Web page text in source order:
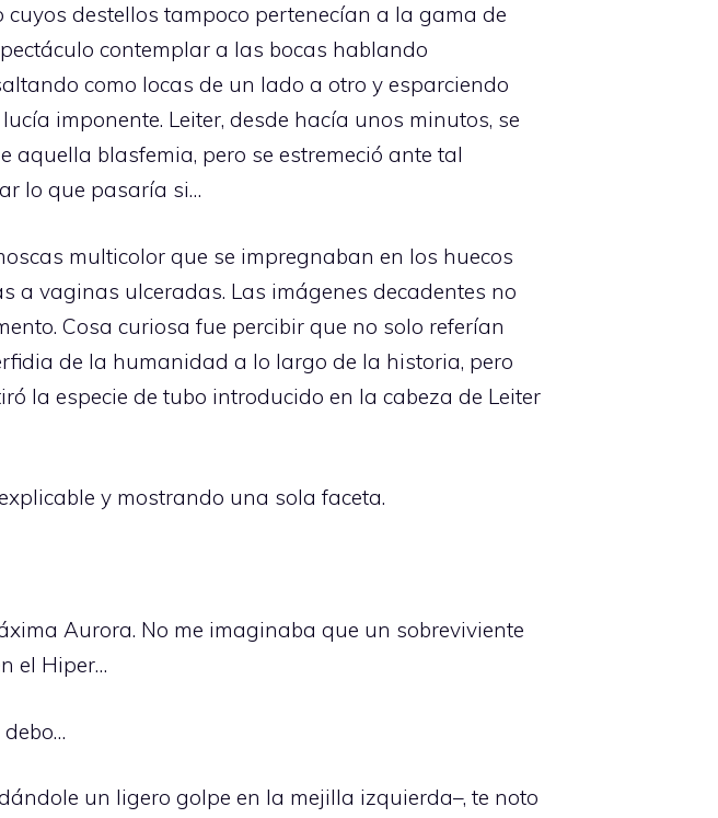
destellos tampoco pertenecían a la gama de
contemplar a las bocas hablando
como locas de un lado a otro y esparciendo
imponente. Leiter, desde hacía unos minutos, se
blasfemia, pero se estremeció ante tal
lo que pasaría si…
multicolor que se impregnaban en los huecos
a vaginas ulceradas. Las imágenes decadentes no
Cosa curiosa fue percibir que no solo referían
de la humanidad a lo largo de la historia, pero
la especie de tubo introducido en la cabeza de Leiter
y mostrando una sola faceta.
Aurora. No me imaginaba que un sobreviviente
el Hiper…
debo…
un ligero golpe en la mejilla izquierda–, te noto